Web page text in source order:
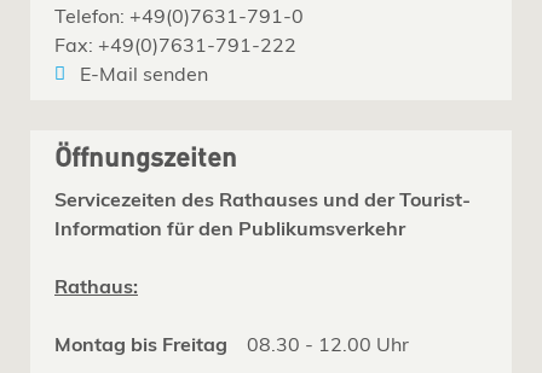
Telefon: +49(0)7631-791-0
Fax: +49(0)7631-791-222
E-Mail senden
Öffnungszeiten
Servicezeiten des Rathauses und der Tourist-
Information für den Publikumsverkehr
Rathaus:
Montag bis Freitag 08.30 - 12.00 Uhr